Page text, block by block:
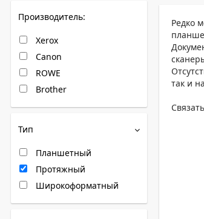
РЕГЛАМЕНТНЫЕ РАБОТЫ
ПРОФИЛАКТИКА И ТО
РАЗОВЫЕ РЕМОНТЫ
АРЕНДА
Производитель:
Xerox
Canon
ROWE
Brother
Тип
Планшетный
Протяжный
Широкоформатный
Редко
так и